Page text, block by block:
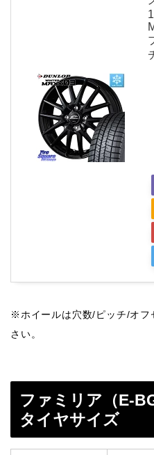
※ホイールは穴数/ピッチ/オフ
さい。
ファミリア（E-
タイヤサイズ